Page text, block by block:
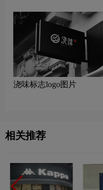
浇味标志logo图片
相关推荐